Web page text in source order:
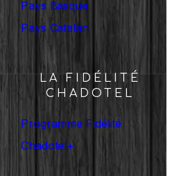
Pays Basque
Pays Catalan
LA FIDÉLITÉ
CHADOTEL
Programme Fidélité
Chadotel+